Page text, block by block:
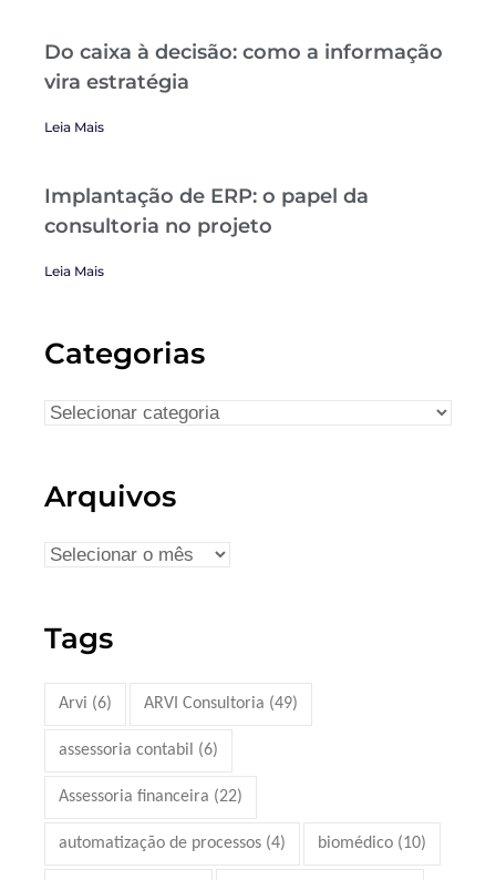
Do caixa à decisão: como a informação
vira estratégia
Leia Mais
Implantação de ERP: o papel da
consultoria no projeto
Leia Mais
Categorias
Arquivos
Tags
Arvi (6) ARVI Consultoria (49)
assessoria contabil (6)
Assessoria financeira (22)
automatização de processos (4) biomédico (10)